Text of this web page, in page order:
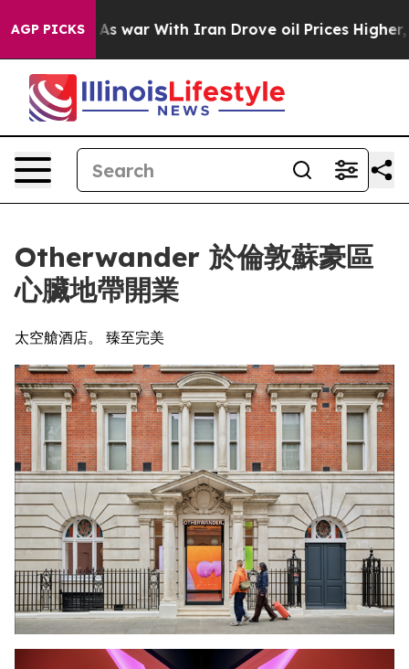
AGP PICKS
As war With Iran Drove oil Prices Higher,
Otherwander 於倫敦蘇豪區
心臟地帶開業
太空艙酒店。 臻至完美